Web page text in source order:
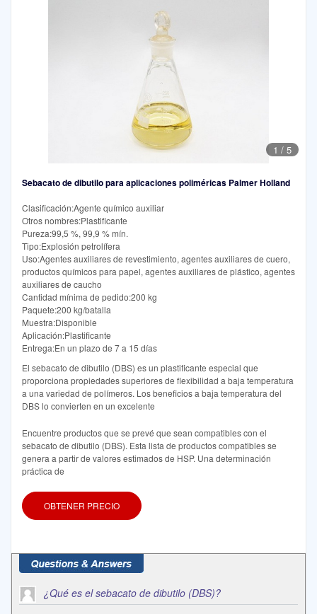
1 / 5
Sebacato de dibutilo para aplicaciones poliméricas Palmer Holland
Clasificación:Agente químico auxiliar
Otros nombres:Plastificante
Pureza:99,5 %, 99,9 % mín.
Tipo:Explosión petrolífera
Uso:Agentes auxiliares de revestimiento, agentes auxiliares de cuero,
productos químicos para papel, agentes auxiliares de plástico, agentes
auxiliares de caucho
Cantidad mínima de pedido:200 kg
Paquete:200 kg/batalla
Muestra:Disponible
Aplicación:Plastificante
Entrega:En un plazo de 7 a 15 días
El sebacato de dibutilo (DBS) es un plastificante especial que
proporciona propiedades superiores de flexibilidad a baja temperatura
a una variedad de polímeros. Los beneficios a baja temperatura del
DBS lo convierten en un excelente
Encuentre productos que se prevé que sean compatibles con el
sebacato de dibutilo (DBS). Esta lista de productos compatibles se
genera a partir de valores estimados de HSP. Una determinación
práctica de
OBTENER PRECIO
¿Qué es el sebacato de dibutilo (DBS)?